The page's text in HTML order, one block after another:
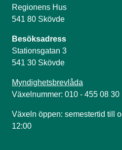
Regionens Hus
541 80 Skövde
Besöksadress
Stationsgatan 3
541 30 Skövde
Myndighetsbrevlåda
Växelnummer: 010 - 455 08 30
Växeln öppen: semestertid till
12:00